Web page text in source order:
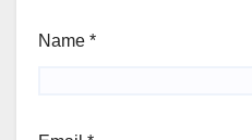
Name *